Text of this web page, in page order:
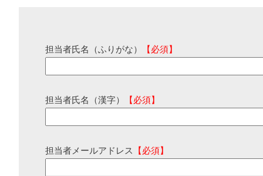
担当者氏名（ふりがな） 【必須】
担当者氏名（漢字） 【必須】
担当者メールアドレス 【必須】